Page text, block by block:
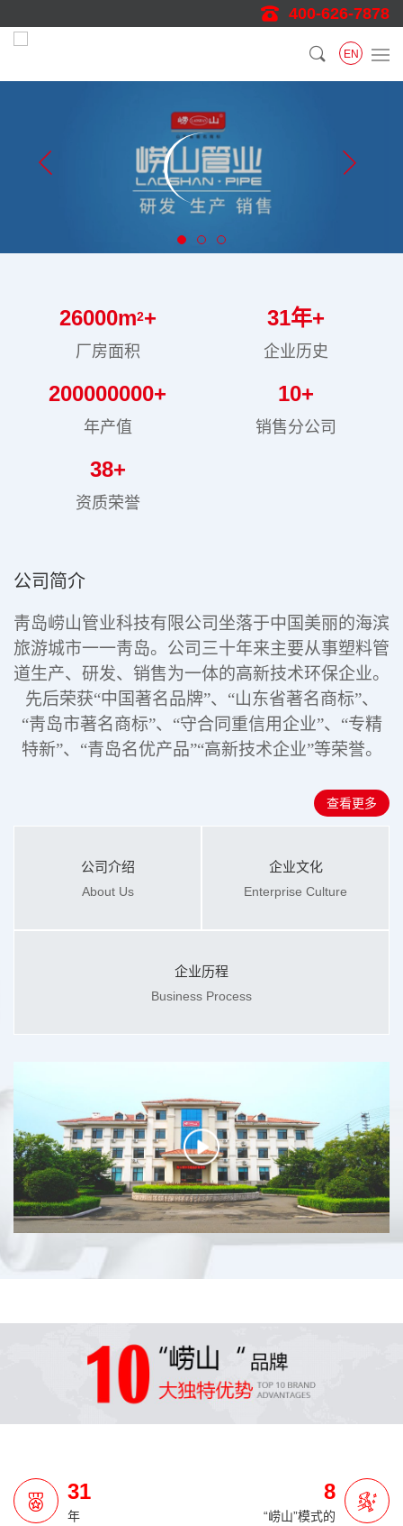
400-626-7878
EN
26000m2+
厂房面积
31年+
企业历史
200000000+
年产值
10+
销售分公司
38+
资质荣誉
公司简介
靑岛崂山管业科技有限公司坐落于中国美丽的海滨
旅游城市一一靑岛。公司三十年来主要从事塑料管
道生产、研发、销售为一体的高新技术环保企业。
先后荣获“中国著名品牌”、“山东省著名商标”、
“靑岛市著名商标”、“守合同重信用企业”、“专精
特新”、“青岛名优产品”“高新技术企业”等荣誉。
查看更多
公司介绍
About Us
企业文化
Enterprise Culture
企业历程
Business Process
31
年
8
“崂山”模式的